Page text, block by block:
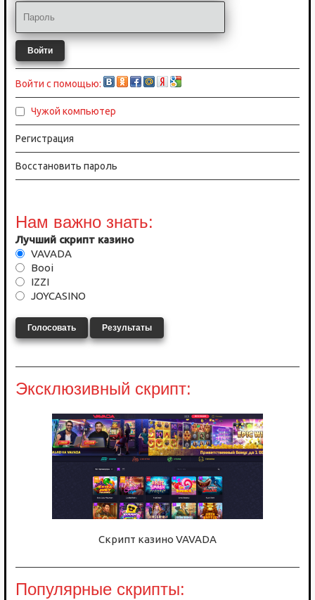
Войти
Войти с помощью:
Чужой компьютер
Регистрация
Восстановить пароль
Нам важно знать:
Лучший скрипт казино
VAVADA
Booi
IZZI
JOYCASINO
Голосовать Результаты
Эксклюзивный скрипт:
Скрипт казино VAVADA
Популярные скрипты: